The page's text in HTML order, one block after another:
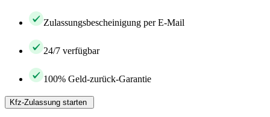
Zulassungsbescheinigung per E-Mail
24/7 verfügbar
100% Geld-zurück-Garantie
Kfz-Zulassung starten